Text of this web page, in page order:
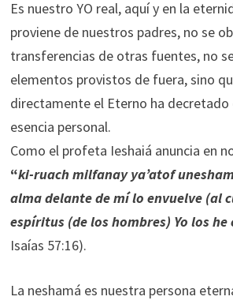
Es nuestro YO real, aquí y en la
proviene de nuestros padres, no se
transferencias de otras fuentes, no
elementos provistos de fuera, sino
directamente el Eterno ha decretado
esencia personal.
Como el profeta Ieshaiá anuncia en
“ki-ruach milfanay ya’atof
alma delante de mí lo envuelve (al
espíritus (de los hombres) Yo los
Isaías 57:16).
La neshamá es nuestra persona